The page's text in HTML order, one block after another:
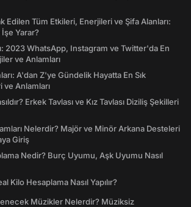
Edilen Tüm Etkileri, Enerjileri ve Şifa Alanları:
Yarar?
2023 WhatsApp, Instagram ve Twitter'da En
ve Anlamları
A'dan Z'ye Gündelik Hayatta En Sık
ve Anlamları
Erkek Tavlası ve Kız Tavlası Diziliş Şekilleri
Nelerdir? Majör ve Minör Arkana Desteleri
Giriş
Nedir? Burç Uyumu, Aşk Uyumu Nasıl
Kilo Hesaplama Nasıl Yapılır?
Müzikler Nelerdir? Müziksiz